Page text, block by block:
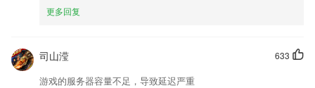
更多回复
633
司山滢
游戏的服务器容量不足，导致延迟严重